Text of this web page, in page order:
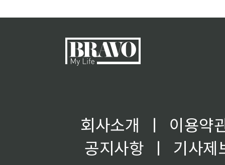
회사소개 ㅣ
이용약
공지사항
ㅣ
기사제